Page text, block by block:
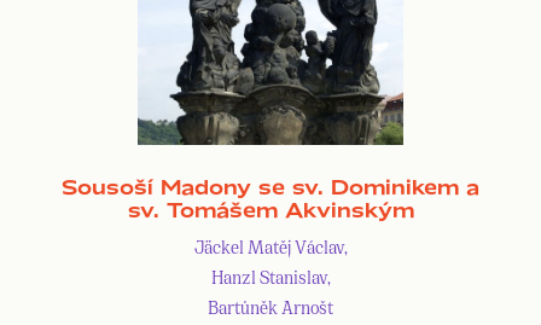
Sousoší Madony se sv. Dominikem a
sv. Tomášem Akvinským
Jäckel Matěj Václav,
Hanzl Stanislav,
Bartůněk Arnošt